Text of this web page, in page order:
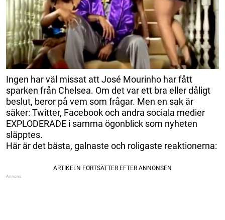
Ingen har väl missat att José Mourinho har fått
sparken från Chelsea. Om det var ett bra eller dåligt
beslut, beror på vem som frågar. Men en sak är
säker: Twitter, Facebook och andra sociala medier
EXPLODERADE i samma ögonblick som nyheten
släpptes.
Här är det bästa, galnaste och roligaste reaktionerna: